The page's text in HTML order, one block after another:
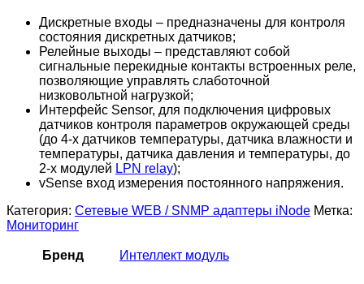
Дискретные входы – предназначены для контроля
состояния дискретных датчиков;
Релейные выходы – представляют собой
сигнальные перекидные контакты встроенных реле,
позволяющие управлять слаботочной
низковольтной нагрузкой;
Интерфейс Sensor, для подключения цифровых
датчиков контроля параметров окружающей среды
(до 4-х датчиков температуры, датчика влажности и
температуры, датчика давления и температуры, до
2-х модулей LPN relay);
vSense вход измерения постоянного напряжения.
Категория: Сетевые WEB / SNMP адаптеры iNode Метка:
Мониторинг
Бренд Интеллект модуль